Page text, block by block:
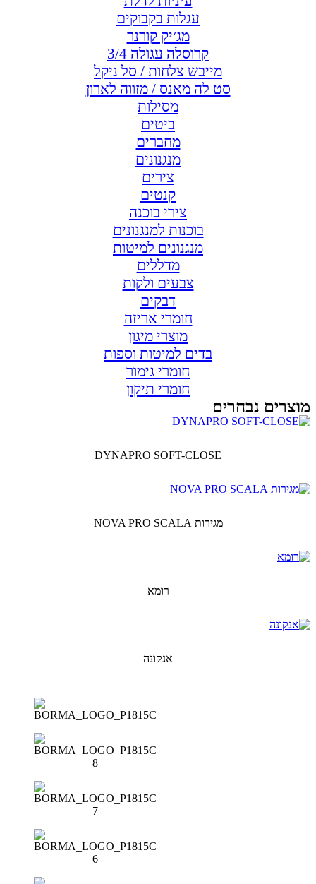
עגלות בקבוקים
מג׳יק קורנר
קרוסלה עגולה 3/4
מייבש צלחות / סל ניקל
סט לה מאנס / מזווה לארון
מסילות
ביטים
מחברים
מנגנונים
צירים
קנטים
צירי בוכנה
בוכנות למנגנונים
מנגנונים למיטות
מדללים
צבעים ולקות
דבקים
חומרי אריזה
מוצרי מיגון
בדים למיטות וספות
חומרי גימור
חומרי תיקון
מוצרים נבחרים
DYNAPRO SOFT-CLOSE
מגירות NOVA PRO SCALA
רומא
אנקונה